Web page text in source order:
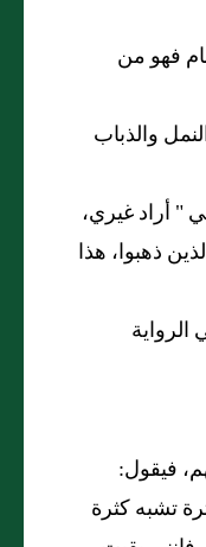
فهو من
والذباب
"أراد غيري،
ذهبوا، هذا
فيقول:
تشبه كثرة